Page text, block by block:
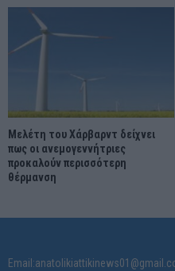
Μελέτη του Χάρβαρντ δείχνει
πως οι ανεμογεννήτριες
προκαλούν περισσότερη
θέρμανση